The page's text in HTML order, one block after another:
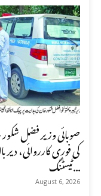
صوبائی وزیر فضل شکور
کی فوری کارروائی، دیر
ٹیسٹنگ...
August 6, 2026